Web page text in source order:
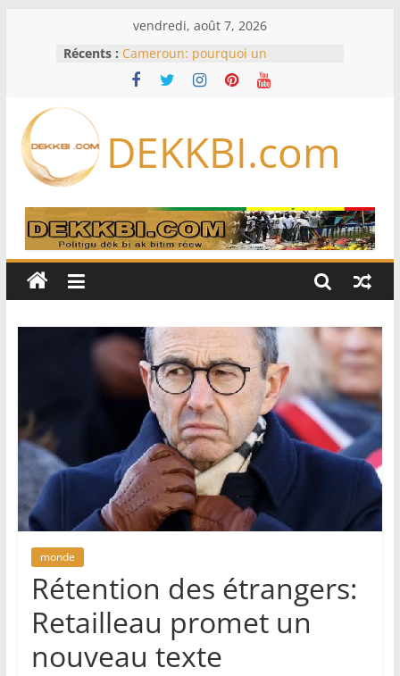
vendredi, août 7, 2026
Récents : Cameroun: pourquoi un
remaniement au sommet de
l’armée alors que Paul Biya est hors
logiciels écrits par l’IA, dominé par
Anthropic et OpenAI
Disney s’associe à TikTok pour tirer
davantage profit de ses univers
légendaires
France – Algérie: l’affaire Mehdi
policière contre le narcotrafic
DEKKBI.com
monde
Rétention des étrangers:
Retailleau promet un
nouveau texte